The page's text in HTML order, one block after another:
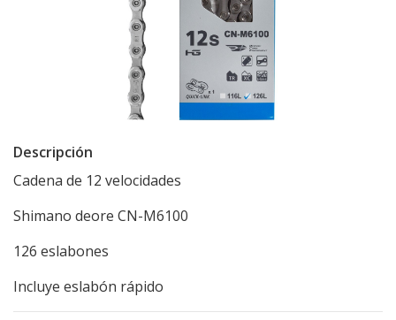
Descripción
Cadena de 12 velocidades
Shimano deore CN-M6100
126 eslabones
Incluye eslabón rápido